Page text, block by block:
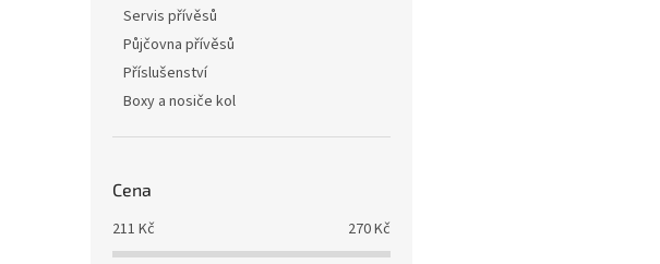
Servis přívěsů
Půjčovna přívěsů
Příslušenství
Boxy a nosiče kol
Cena
211 Kč 270Kč